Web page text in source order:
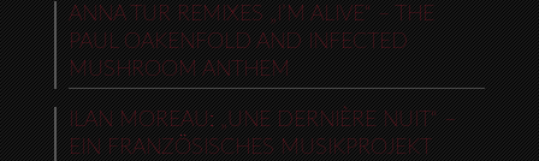
ANNA TUR REMIXES „I’M ALIVE“ – THE
PAUL OAKENFOLD AND INFECTED
MUSHROOM ANTHEM
ILAN MOREAU: „UNE DERNIÈRE NUIT“ –
EIN FRANZÖSISCHES MUSIKPROJEKT